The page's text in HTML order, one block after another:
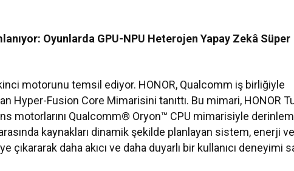
Oyunlarda GPU-NPU Heterojen Yapay Zekâ Süper
motorunu temsil ediyor. HONOR, Qualcomm iş birliğiyle
Hyper-Fusion Core Mimarisini tanıttı. Bu mimari, HONOR
motorlarını Qualcomm® Oryon™ CPU mimarisiyle
kaynakları dinamik şekilde planlayan sistem, enerji
çıkararak daha akıcı ve daha duyarlı bir kullanıcı deneyimi